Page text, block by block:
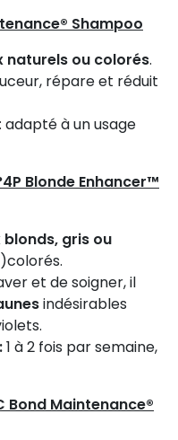
Shampoo
naturels ou colorés.
répare et réduit
adapté à un usage
Blonde Enhancer™
blonds, gris ou
et de soigner, il
indésirables
:1 à 2 fois par semaine,
Bond Maintenance®